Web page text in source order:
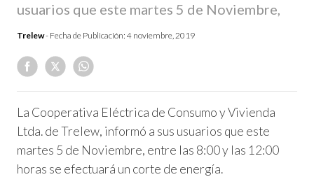
usuarios que este martes 5 de Noviembre,
Trelew- Fecha de Publicación: 4 noviembre, 2019
La Cooperativa Eléctrica de Consumo y Vivienda
Ltda. de Trelew, informó a sus usuarios que este
martes 5 de Noviembre, entre las 8:00 y las 12:00
horas se efectuará un corte de energía.